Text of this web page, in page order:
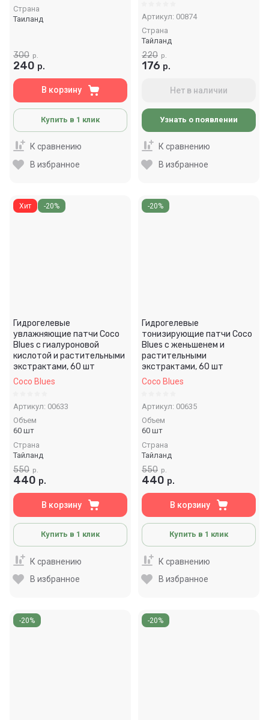
Страна
Таиланд
300 р.
240 р.
В корзину
Купить в 1 клик
К сравнению
В избранное
Артикул: 00874
Страна
Тайланд
220 р.
176 р.
Нет в наличии
Узнать о появлении
К сравнению
В избранное
Хит -20%
Гидрогелевые
увлажняющие патчи Coco
Blues с гиалуроновой
кислотой и растительными
экстрактами, 60 шт
Coco Blues
Артикул: 00633
Объем
60 шт
Страна
Тайланд
550 р.
440 р.
В корзину
Купить в 1 клик
К сравнению
В избранное
-20%
Гидрогелевые
тонизирующие патчи Coco
Blues с женьшенем и
растительными
экстрактами, 60 шт
Coco Blues
Артикул: 00635
Объем
60 шт
Страна
Тайланд
550 р.
440 р.
В корзину
Купить в 1 клик
К сравнению
В избранное
-20% -20%